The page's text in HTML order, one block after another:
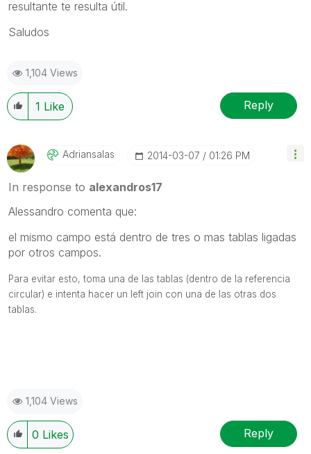
resultante te resulta útil.
Saludos
1,104 Views
1 Like Reply
Adriansalas ‎2014-03-07 01:26 PM
In response to alexandros17
Alessandro comenta que:
el mismo campo está dentro de tres o mas tablas ligadas
por otros campos.
Para evitar esto, toma una de las tablas (dentro de la referencia
circular) e intenta hacer un left join con una de las otras dos
tablas.
1,104 Views
0 Likes Reply